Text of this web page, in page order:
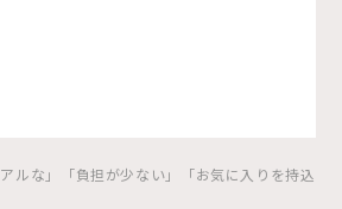
ルな」「負担が少ない」「お気に入りを持込